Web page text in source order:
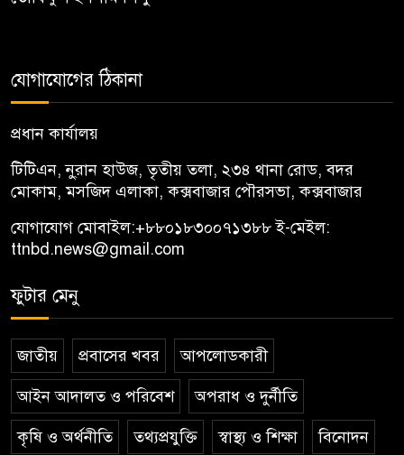
যোগাযোগের ঠিকানা
প্রধান কার্যালয়
টিটিএন, নু্রান হাউজ, তৃতীয় তলা, ২৩৪ থানা রোড, বদর
মোকাম, মসজিদ এলাকা, কক্সবাজার পৌরসভা, কক্সবাজার
যোগাযোগ মোবাইল:+৮৮০১৮৩০০৭১৩৮৮ই-মেইল:
ttnbd.news@gmail.com
ফুটার মেনু
জাতীয় প্রবাসের খবর আপলোডকারী
আইন আদালত ও পরিবেশ অপরাধ ও দুর্নীতি
কৃষি ও অর্থনীতি তথ্যপ্রযুক্তি স্বাস্থ্য ও শিক্ষা বিনোদন